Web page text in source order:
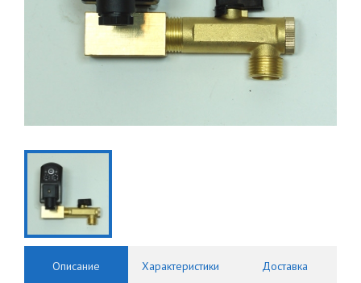
Описание Характеристики Доставка